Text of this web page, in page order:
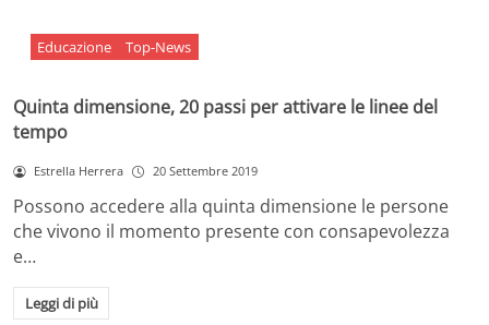
Educazione Top-News
Quinta dimensione, 20 passi per attivare le linee del
tempo
Estrella Herrera 20 Settembre 2019
Possono accedere alla quinta dimensione le persone
che vivono il momento presente con consapevolezza
e…
Leggi di più